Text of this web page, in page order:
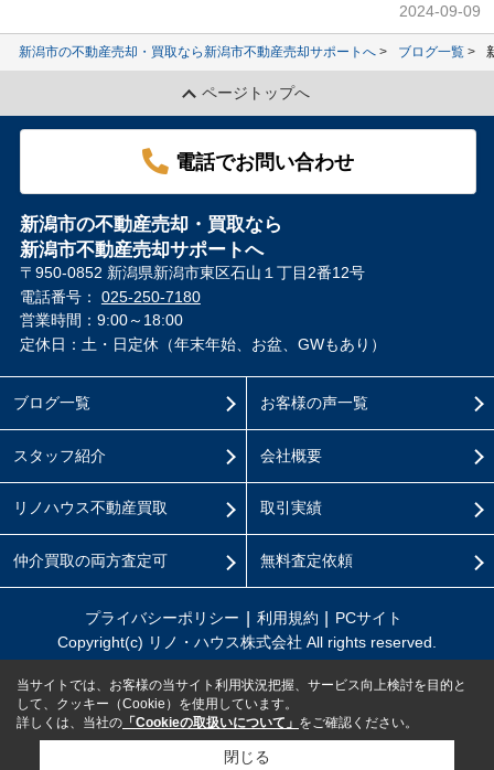
2024-09-09
新潟市の不動産売却・買取なら新潟市不動産売却サポートへ ブログ一覧
ページトップへ
電話でお問い合わせ
新潟市の不動産売却・買取なら
新潟市不動産売却サポートへ
〒950-0852 新潟県新潟市東区石山１丁目2番12号
電話番号： 025-250-7180
営業時間：9:00～18:00
定休日：土・日定休（年末年始、お盆、GWもあり）
ブログ一覧
スタッフ紹介
リノハウス不動産買取
仲介買取の両方査定可
お客様の声一覧
会社概要
取引実績
無料査定依頼
プライバシーポリシー 利用規約
PCサイト
Copyright(c) リノ・ハウス株式会社 All rights reserved.
当サイトでは、お客様の当サイト利用状況把握、サービス向上検討を目的と
して、クッキー（Cookie）を使用しています。
詳しくは、当社の 「Cookieの取扱いについて」 をご確認ください。
閉じる